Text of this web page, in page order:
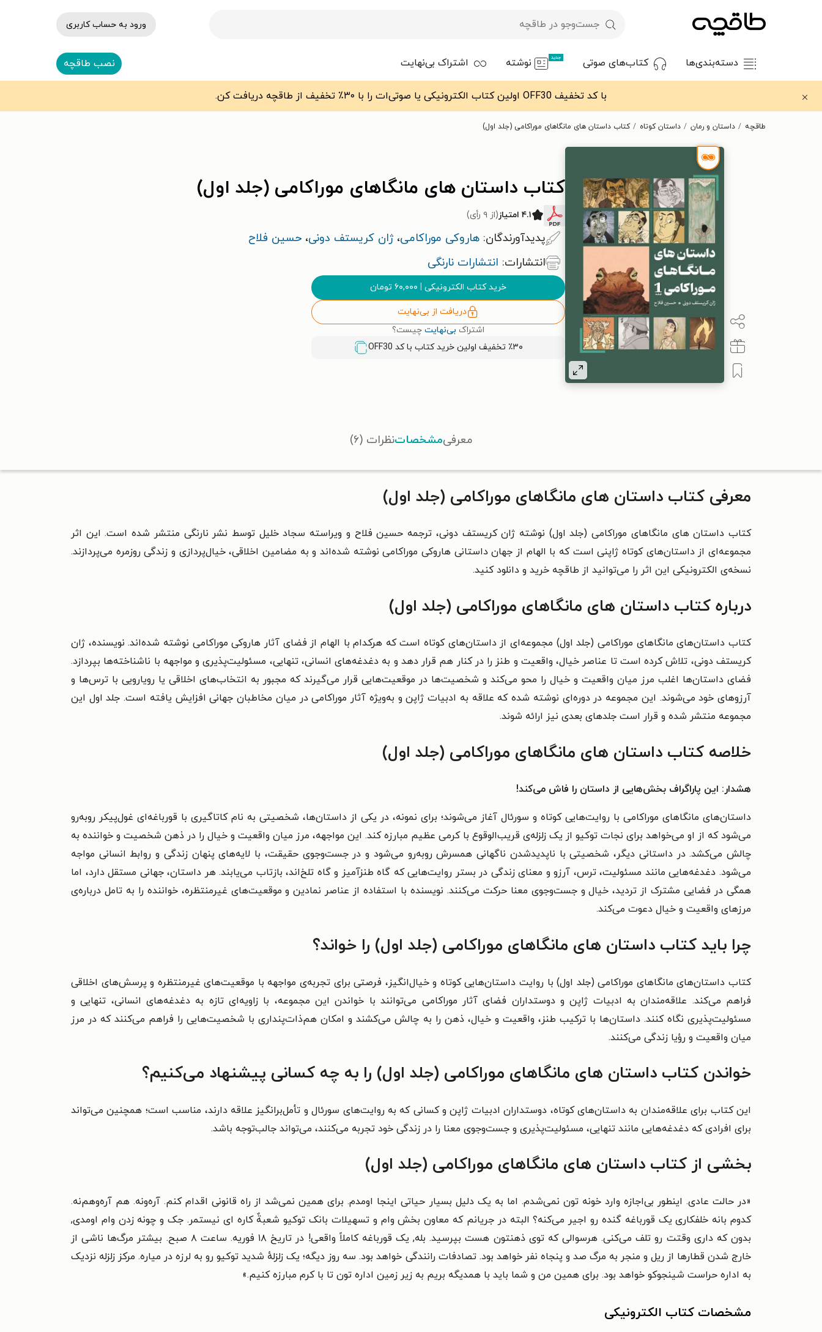
ورود به حساب کاربری
دسته‌بندی‌ها کتاب‌های صوتی جدید نوشته اشتراک بی‌نهایت نصب طاقچه
با کد تخفیف OFF30 اولین کتاب الکترونیکی یا صوتی‌ات را با ۳۰٪ تخفیف از طاقچه دریافت کن.
طاقچه داستان و رمان داستان کوتاه کتاب داستان های مانگاهای موراکامی (جلد اول)
کتاب داستان های مانگاهای موراکامی (جلد اول)
۴.۱ امتیاز (از ۹ رأی)
پدیدآورندگان: هاروکی موراکامی، ژان کریستف دونی، حسین فلاح
انتشارات: انتشارات نارنگی
خرید کتاب الکترونیکی ۶۰,۰۰۰ تومان
دریافت از بی‌نهایت
اشتراک بی‌نهایت چیست؟
٪۳۰ تخفیف اولین خرید کتاب با کد
OFF30
معرفیمشخصاتنظرات (۶)
معرفی کتاب داستان های مانگاهای موراکامی (جلد اول)
کتاب داستان‌ های مانگاهای موراکامی (جلد اول) نوشته ژان کریستف دونی، ترجمه حسین فلاح و ویراسته سجاد خلیل توسط نشر نارنگی منتشر شده است. این اثر
مجموعه‌ای از داستان‌های کوتاه ژاپنی است که با الهام از جهان داستانی هاروکی موراکامی نوشته شده‌اند و به مضامین اخلاقی، خیال‌پردازی و زندگی روزمره می‌پردازند.
نسخه‌ی الکترونیکی این اثر را می‌توانید از طاقچه خرید و دانلود کنید.
درباره کتاب داستان های مانگاهای موراکامی (جلد اول)
کتاب داستان‌های مانگاهای موراکامی (جلد اول) مجموعه‌ای از داستان‌های کوتاه است که هرکدام با الهام از فضای آثار هاروکی موراکامی نوشته شده‌اند. نویسنده، ژان
کریستف دونی، تلاش کرده است تا عناصر خیال، واقعیت و طنز را در کنار هم قرار دهد و به دغدغه‌های انسانی، تنهایی، مسئولیت‌پذیری و مواجهه با ناشناخته‌ها بپردازد.
فضای داستان‌ها اغلب مرز میان واقعیت و خیال را محو می‌کند و شخصیت‌ها در موقعیت‌هایی قرار می‌گیرند که مجبور به انتخاب‌های اخلاقی یا رویارویی با ترس‌ها و
آرزوهای خود می‌شوند. این مجموعه در دوره‌ای نوشته شده که علاقه به ادبیات ژاپن و به‌ویژه آثار موراکامی در میان مخاطبان جهانی افزایش یافته است. جلد اول این
مجموعه منتشر شده و قرار است جلدهای بعدی نیز ارائه شوند.
خلاصه کتاب داستان های مانگاهای موراکامی (جلد اول)
هشدار: این پاراگراف بخش‌هایی از داستان را فاش می‌کند!
داستان‌های مانگاهای موراکامی با روایت‌هایی کوتاه و سورئال آغاز می‌شوند؛ برای نمونه، در یکی از داستان‌ها، شخصیتی به نام کاتاگیری با قورباغه‌ای غول‌پیکر روبه‌رو
می‌شود که از او می‌خواهد برای نجات توکیو از یک زلزله‌ی قریب‌الوقوع با کرمی عظیم مبارزه کند. این مواجهه، مرز میان واقعیت و خیال را در ذهن شخصیت و خواننده به
چالش می‌کشد. در داستانی دیگر، شخصیتی با ناپدیدشدن ناگهانی همسرش روبه‌رو می‌شود و در جست‌وجوی حقیقت، با لایه‌های پنهان زندگی و روابط انسانی مواجه
می‌شود. دغدغه‌هایی مانند مسئولیت، ترس، آرزو و معنای زندگی در بستر روایت‌هایی که گاه طنزآمیز و گاه تلخ‌اند، بازتاب می‌یابند. هر داستان، جهانی مستقل دارد، اما
همگی در فضایی مشترک از تردید، خیال و جست‌وجوی معنا حرکت می‌کنند. نویسنده با استفاده از عناصر نمادین و موقعیت‌های غیرمنتظره، خواننده را به تامل درباره‌ی
مرزهای واقعیت و خیال دعوت می‌کند.
چرا باید کتاب داستان های مانگاهای موراکامی (جلد اول) را خواند؟
کتاب داستان‌های مانگاهای موراکامی (جلد اول) با روایت داستان‌هایی کوتاه و خیال‌انگیز، فرصتی برای تجربه‌ی مواجهه با موقعیت‌های غیرمنتظره و پرسش‌های اخلاقی
فراهم می‌کند. علاقه‌مندان به ادبیات ژاپن و دوستداران فضای آثار موراکامی می‌توانند با خواندن این مجموعه، با زاویه‌ای تازه به دغدغه‌های انسانی، تنهایی و
مسئولیت‌پذیری نگاه کنند. داستان‌ها با ترکیب طنز، واقعیت و خیال، ذهن را به چالش می‌کشند و امکان هم‌ذات‌پنداری با شخصیت‌هایی را فراهم می‌کنند که در مرز
میان واقعیت و رؤیا زندگی می‌کنند.
خواندن کتاب داستان های مانگاهای موراکامی (جلد اول) را به چه کسانی پیشنهاد می‌کنیم؟
این کتاب برای علاقه‌مندان به داستان‌های کوتاه، دوستداران ادبیات ژاپن و کسانی که به روایت‌های سورئال و تأمل‌برانگیز علاقه دارند، مناسب است؛ همچنین می‌تواند
برای افرادی که دغدغه‌هایی مانند تنهایی، مسئولیت‌پذیری و جست‌وجوی معنا را در زندگی خود تجربه می‌کنند، می‌تواند جالب‌توجه باشد.
بخشی از کتاب داستان های مانگاهای موراکامی (جلد اول)
«در حالت عادی. اینطور بی‌اجازه وارد خونه تون نمی‌شدم. اما به یک دلیل بسیار حیاتی اینجا اومدم. برای همین نمی‌شد از راه قانونی اقدام کنم. آره‌ونه. هم آره‌وهم‌نه.
کدوم بانه خلفکاری یک قورباغه گنده رو اجیر می‌کنه؟ البته در جریانم که معاون بخش وام و تسهیلات بانک توکیو شعبةٌ کاره ای نیستمر. جک و چونه زدن وام اومدی,
بدون که داری وقتت رو تلف می‌کنی. هرسوالی که توی ذهنتون هست بپرسید. بله, یک قورباغه کاملاً واقعی! در تاریخ ۱۸ فوریه. ساعت ۸ صبح. بیشتر مرگ‌ها ناشی از
خارج شدن قطارها از ریل و منجر به مرگ صد و پنجاه نفر خواهد بود. تصادفات رانندگی خواهد بود. سه روز دیگه؛ یک زلزلهٔ شدید توکیو رو به لرزه در میاره. مرکز زلزله نزدیک
به اداره حراست شینجوکو خواهد بود. برای همین من و شما باید با همدیگه بریم به زیر زمین اداره تون تا با کرم مبارزه کنیم.»
مشخصات کتاب الکترونیکی